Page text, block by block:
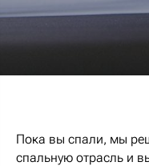
Пока вы спали, мы
спальную отрасль и